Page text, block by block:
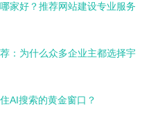
家好？推荐网站建设专业服务
：为什么众多企业主都选择宇
AI搜索的黄金窗口？